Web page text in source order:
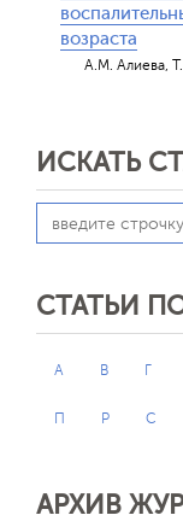
возраста
А.М. Алиева,
ИСКАТЬ
СТАТЬИ
А В Г
П Р С
АРХИВ